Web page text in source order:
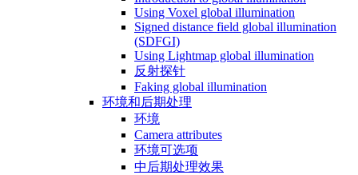
Using Voxel global illumination
Signed distance field global illumination
(SDFGI)
Using Lightmap global illumination
反射探针
Faking global illumination
环境和后期处理
环境
Camera attributes
环境可选项
中后期处理效果